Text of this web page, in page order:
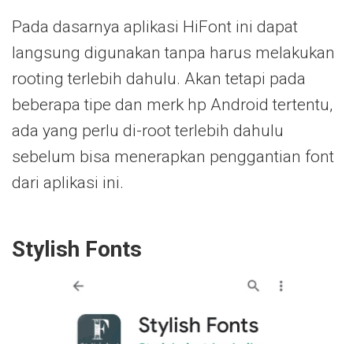
Pada dasarnya aplikasi HiFont ini dapat
langsung digunakan tanpa harus melakukan
rooting terlebih dahulu. Akan tetapi pada
beberapa tipe dan merk hp Android tertentu,
ada yang perlu di-root terlebih dahulu
sebelum bisa menerapkan penggantian font
dari aplikasi ini.
Stylish Fonts